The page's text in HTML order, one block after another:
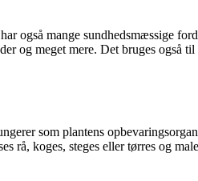
også mange sundhedsmæssige
og meget mere. Det bruges også
som plantens
rå, koges, steges eller tørres og